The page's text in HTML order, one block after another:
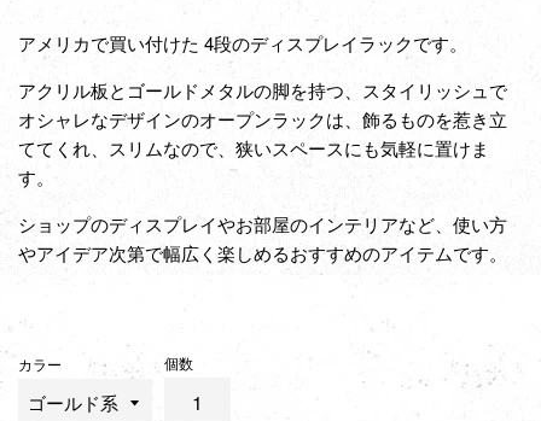
アメリカで買い付けた 4段のディスプレイラックです。
アクリル板とゴールドメタルの脚を持つ、 スタイリッシュで
オシャレなデザインのオープンラックは、飾るものを惹き立
ててくれ、 スリムなので、狭いスペースにも気軽に置けま
す。
ショップのディスプレイやお部屋のインテリアなど、使い方
やアイデア次第で幅広く楽しめるおすすめのアイテムです。
カラー 個数